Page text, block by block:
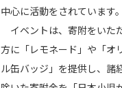
中心に活動をされています
イベントは、寄附をいた
方に「レモネード」や「オ
ル缶バッジ」を提供し、諸